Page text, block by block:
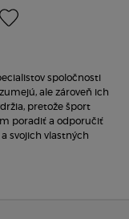
spoločnosti
ale zároveň ich
pretože šport
poradiť a odporučiť
svojich vlastných